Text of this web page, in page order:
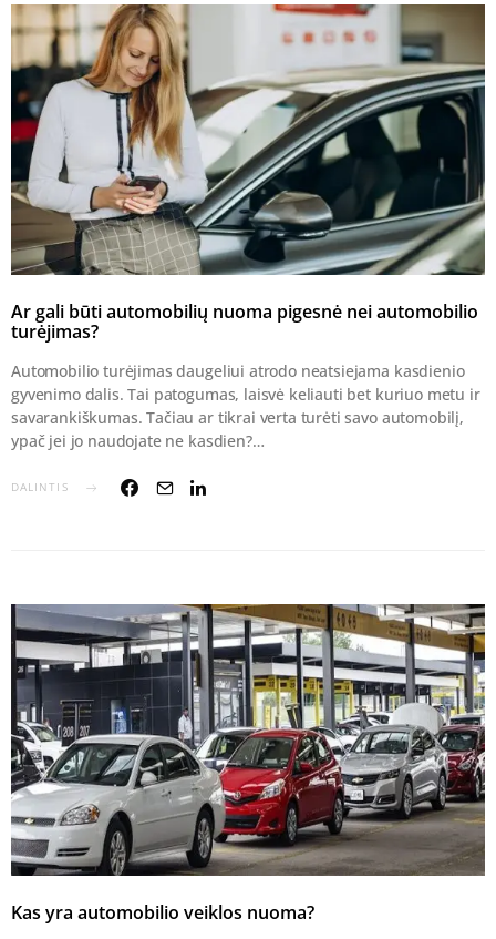
Ar gali būti automobilių nuoma pigesnė nei automobilio
turėjimas?
Automobilio turėjimas daugeliui atrodo neatsiejama kasdienio
gyvenimo dalis. Tai patogumas, laisvė keliauti bet kuriuo metu ir
savarankiškumas. Tačiau ar tikrai verta turėti savo automobilį,
ypač jei jo naudojate ne kasdien?…
DALINTIS
Kas yra automobilio veiklos nuoma?